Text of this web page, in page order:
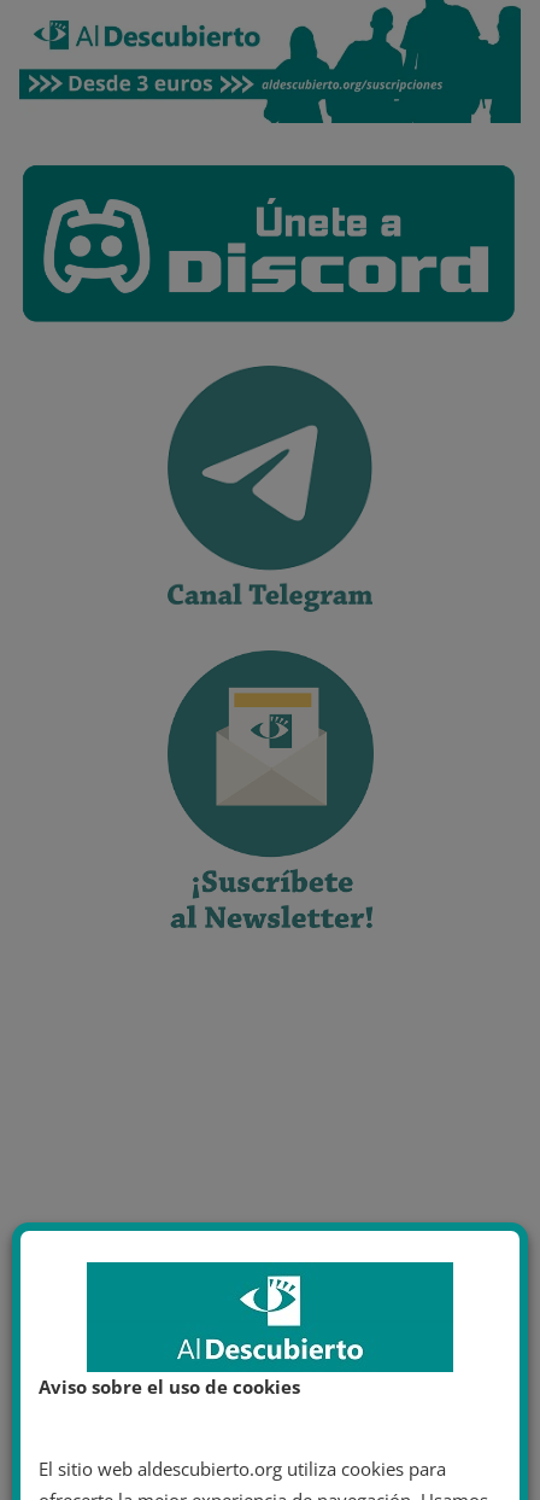
Aviso sobre el uso de cookies
El sitio web aldescubierto.org utiliza cookies para